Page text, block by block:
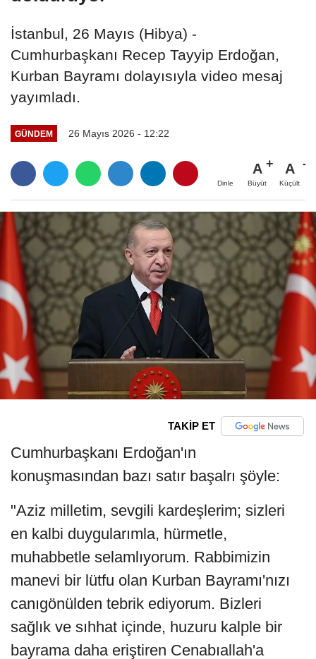
İstanbul, 26 Mayıs (Hibya) -
Cumhurbaşkanı Recep Tayyip Erdoğan,
Kurban Bayramı dolayısıyla video mesaj
yayımladı.
GÜNDEM 26 Mayıs 2026 - 12:22
Dinle
A
Büyüt
A
Küçült
TAKİP ET
Cumhurbaşkanı Erdoğan'ın
konuşmasından bazı satır başalrı şöyle:
"Aziz milletim, sevgili kardeşlerim; sizleri
en kalbi duygularımla, hürmetle,
muhabbetle selamlıyorum. Rabbimizin
manevi bir lütfu olan Kurban Bayramı'nızı
canıgönülden tebrik ediyorum. Bizleri
sağlık ve sıhhat içinde, huzuru kalple bir
bayrama daha eriştiren Cenabıallah'a